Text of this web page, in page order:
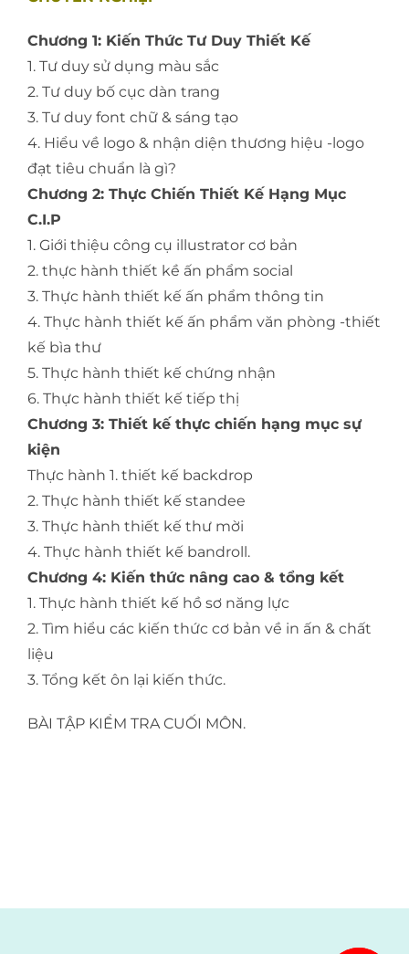
Chương 1: Kiến Thức Tư Duy Thiết Kế
1. Tư duy sử dụng màu sắc
2. Tư duy bố cục dàn trang
3. Tư duy font chữ & sáng tạo
4. Hiểu về logo & nhận diện thương hiệu -logo
đạt tiêu chuẩn là gì?
Chương 2: Thực Chiến Thiết Kế Hạng Mục
C.I.P
1. Giới thiệu công cụ illustrator cơ bản
2. thực hành thiết kề ấn phẩm social
3. Thực hành thiết kế ấn phẩm thông tin
4. Thực hành thiết kế ấn phẩm văn phòng -thiết
kế bìa thư
5. Thực hành thiết kế chứng nhận
6. Thực hành thiết kế tiếp thị
Chương 3: Thiết kế thực chiến hạng mục sự
kiện
Thực hành 1. thiết kế backdrop
2. Thực hành thiết kế standee
3. Thực hành thiết kế thư mời
4. Thực hành thiết kế bandroll.
Chương 4: Kiến thức nâng cao & tổng kết
1. Thực hành thiết kế hồ sơ năng lực
2. Tìm hiểu các kiến thức cơ bản về in ấn & chất
liệu
3. Tổng kết ôn lại kiến thức.
BÀI TẬP KIỂM TRA CUỐI MÔN.